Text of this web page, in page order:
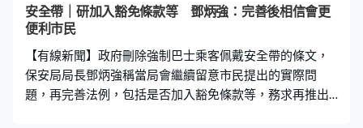
安全帶｜研加入豁免條款等 鄧炳強：完善後相信會更
便利市民
【有線新聞】政府刪除強制巴士乘客佩戴安全帶的條文，
保安局局長鄧炳強稱當局會繼續留意市民提出的實際問
題，再完善法例，包括是否加入豁免條款等，務求再推出